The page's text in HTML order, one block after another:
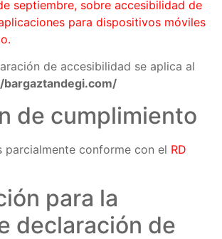
septiembre, sobre accesibilidad de
para dispositivos móviles
de accesibilidad se aplica al
.com/
de cumplimiento
parcialmente conforme con el RD
para la
declaración de